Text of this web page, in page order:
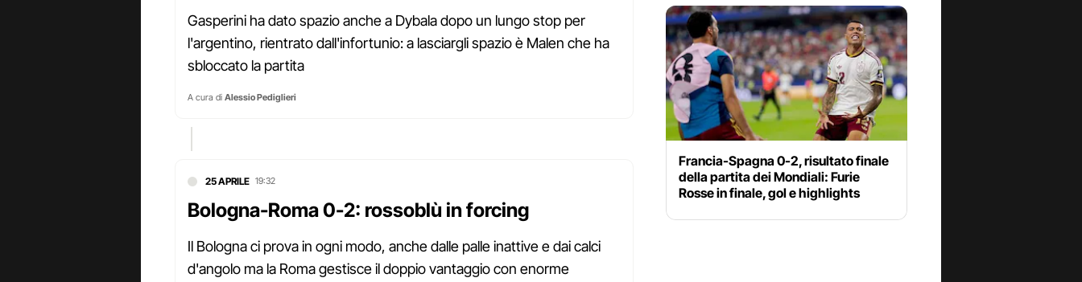
Gasperini ha dato spazio anche a Dybala dopo un lungo stop per
l'argentino, rientrato dall'infortunio: a lasciargli spazio è Malen che ha
sbloccato la partita
A cura di Alessio Pediglieri
25 APRILE 19:32
Bologna-Roma 0-2: rossoblù in forcing
Il Bologna ci prova in ogni modo, anche dalle palle inattive e dai calci
d'angolo ma la Roma gestisce il doppio vantaggio con enorme
Francia-Spagna 0-2, risultato finale
della partita dei Mondiali: Furie
Rosse in finale, gol e highlights